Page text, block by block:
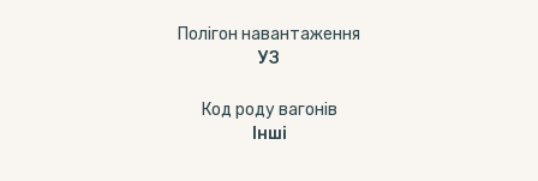
Полігон навантаження
УЗ
Код роду вагонів
Інші